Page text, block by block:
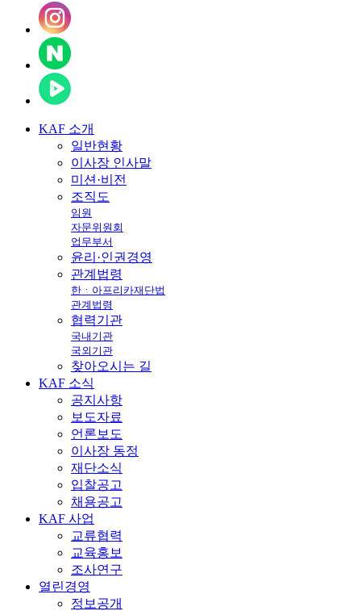
KAF 소개
일반현황
이사장 인사말
미션·비전
조직도
임원
자문위원회
업무부서
윤리·인권경영
관계법령
한ㆍ아프리카재단법
관계법령
협력기관
국내기관
국외기관
찾아오시는 길
KAF 소식
공지사항
보도자료
언론보도
이사장 동정
재단소식
입찰공고
채용공고
KAF 사업
교류협력
교육홍보
조사연구
열린경영
정보공개